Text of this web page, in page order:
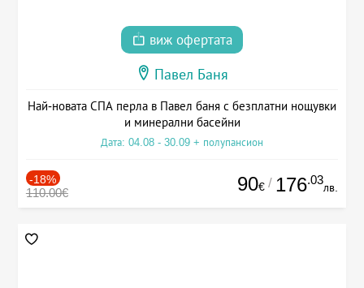
виж офертата
Павел Баня
Най-новата СПА перла в Павел баня с безплатни нощувки
и минерални басейни
Дата: 04.08 - 30.09 + полупансион
-18%
110.00€ 90€ / 176.03
лв.